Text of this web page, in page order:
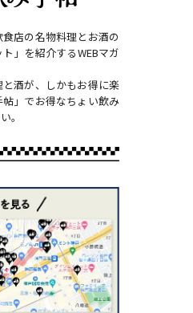
店の名物料理とお酒の
」を紹介するWEBマガ
酒が、しかもお得に楽
」でお得なちょい飲み
。